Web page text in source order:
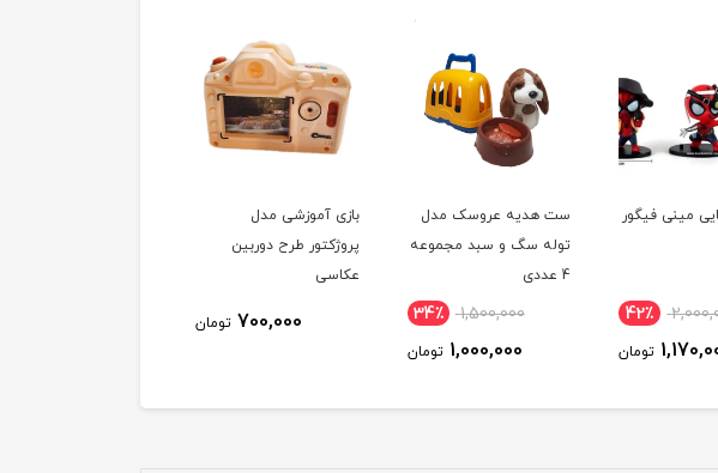
مینی فیگور
42٪
تومان
ست هدیه عروسک مدل
توله سگ و سبد مجموعه
4 عددی
1,500,000 34٪
1,000,000 تومان
بازی آموزشی مدل
پروژکتور طرح دوربین
عکاسی
700,000 تومان